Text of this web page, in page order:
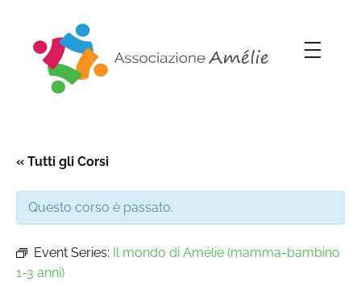
« Tutti gli Corsi
Questo corso è passato.
Event Series: Il mondo di Amélie (mamma-bambino
1-3 anni)